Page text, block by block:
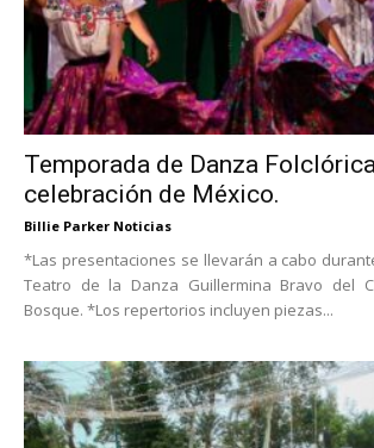
Temporada de Danza
celebración de México.
Billie Parker Noticias
*Las presentaciones se llevarán a cabo
Teatro de la Danza Guillermina Bravo del
Bosque. *Los repertorios incluyen piezas...